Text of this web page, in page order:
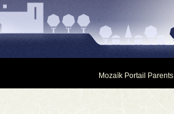
Mozaïk Portail Parents